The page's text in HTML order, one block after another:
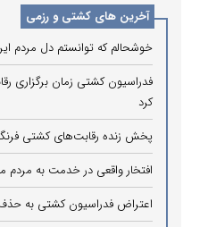
آخرین های کشتی و رزمی
خوشحالم که توانستم دل مردم
فدراسیون کشتی زمان برگزاری
کرد
پخش زنده رقابت‌های کشتی
افتخار واقعی در خدمت به مردم
اعتراض فدراسیون کشتی به